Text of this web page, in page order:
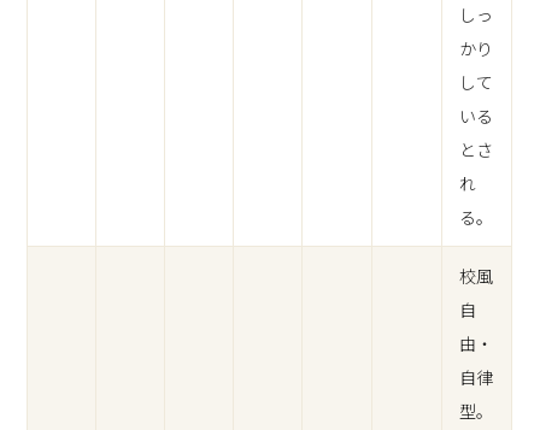
しっ
かり
して
いる
とさ
れ
る。
校風
自
由・
自律
型。